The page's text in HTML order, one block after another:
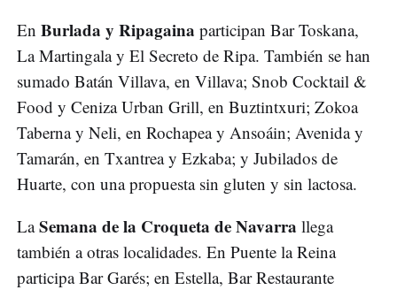
En Burlada y Ripagaina participan Bar Toskana,
La Martingala y El Secreto de Ripa. También se han
sumado Batán Villava, en Villava; Snob Cocktail &
Food y Ceniza Urban Grill, en Buztintxuri; Zokoa
Taberna y Neli, en Rochapea y Ansoáin; Avenida y
Tamarán, en Txantrea y Ezkaba; y Jubilados de
Huarte, con una propuesta sin gluten y sin lactosa.
LaSemana de la Croqueta de Navarra llega
también a otras localidades. En Puente la Reina
participa Bar Garés; en Estella, Bar Restaurante